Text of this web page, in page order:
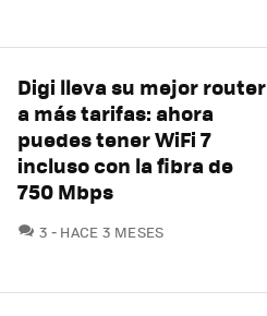
Digi lleva su mejor router
a más tarifas: ahora
puedes tener WiFi 7
incluso con la fibra de
750 Mbps
3 COMENTARIOS
HACE 3 MESES